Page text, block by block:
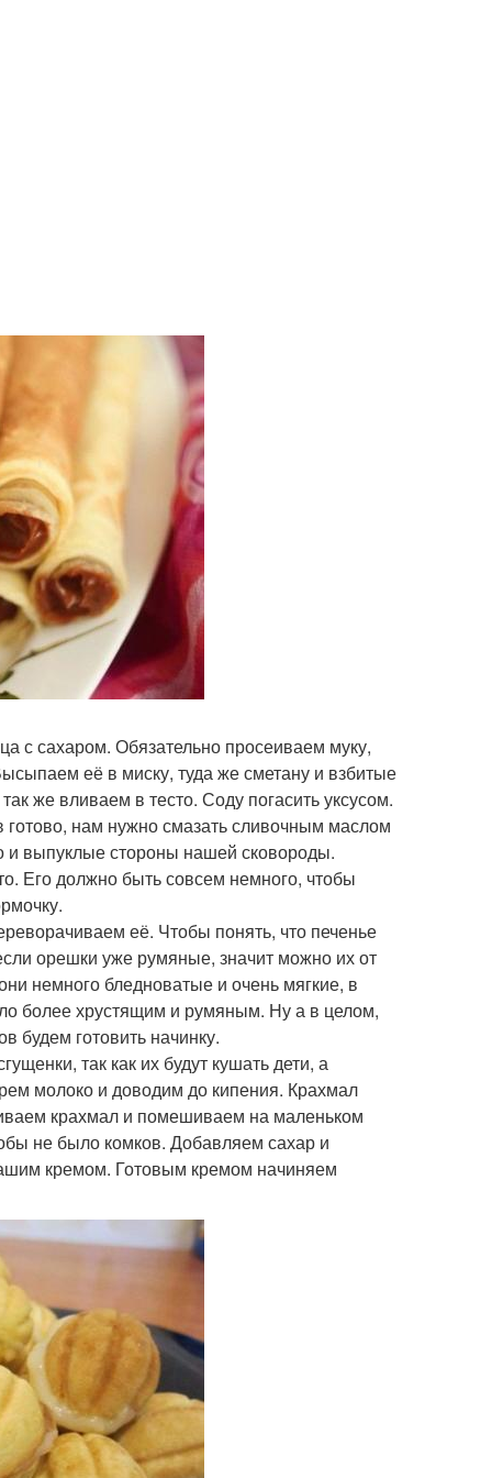
с сахаром. Обязательно просеиваем муку,
её в миску, туда же сметану и взбитые
же вливаем в тесто. Соду погасить уксусом.
готово, нам нужно смазать сливочным маслом
и выпуклые стороны нашей сковороды.
Его должно быть совсем немного, чтобы
её. Чтобы понять, что печенье
орешки уже румяные, значит можно их от
немного бледноватые и очень мягкие, в
более хрустящим и румяным. Ну а в целом,
будем готовить начинку.
так как их будут кушать дети, а
молоко и доводим до кипения. Крахмал
крахмал и помешиваем на маленьком
не было комков. Добавляем сахар и
кремом. Готовым кремом начиняем